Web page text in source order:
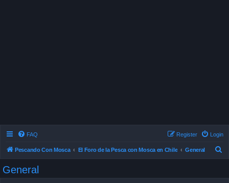
FAQ Login
Register
Pescando Con Mosca El Foro de la Pesca con Mosca en Chile General
General